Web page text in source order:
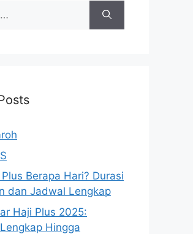
Berapa Hari? Durasi
dan Jadwal Lengkap
Haji Plus 2025:
Hingga